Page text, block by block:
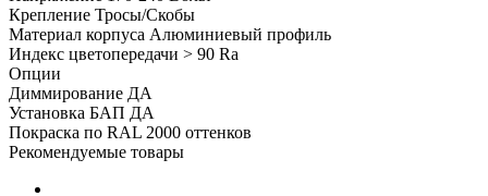
Крепление Тросы/Скобы
Материал корпуса Алюминиевый профиль
Индекс цветопередачи > 90 Ra
Опции
Диммирование ДА
Установка БАП ДА
Покраска по RAL 2000 оттенков
Рекомендуемые товары